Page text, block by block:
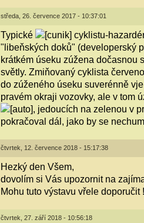
středa, 26. července 2017 - 10:37:01
Typické
cyklistu-
"libeňských doků" (developerský
krátkém úseku zúžena dočasnou
světly. Zmiňovaný cyklista
do zúženého úseku suverénně
pravém okraji vozovky, ale v tom
, jedoucích na zelenou v
pokračoval dál, jako by se
čtvrtek, 12. července 2018 - 15:17:38
Hezký den Všem,
dovolím si Vás upozornit na
Mohu tuto výstavu vřele doporučit
čtvrtek, 27. září 2018 - 10:56:18